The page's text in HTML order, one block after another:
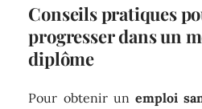
Conseils pratiques
progresser dans un
diplôme
Pour obtenir un emploi